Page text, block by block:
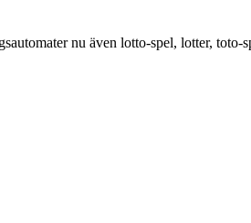
nu även lotto-spel, lotter,